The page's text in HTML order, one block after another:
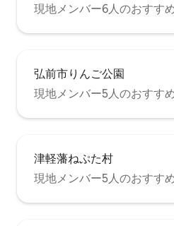
現地メンバー6人のおすす
弘前市りんご公園
現地メンバー5人のおすす
津軽藩ねぷた村
現地メンバー5人のおすす